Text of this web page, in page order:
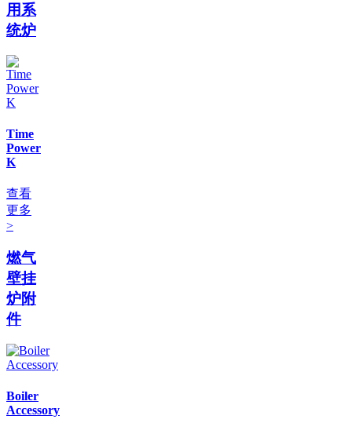
用系
统炉
Time
Power
K
查看
更多
>
燃气
壁挂
炉附
件
Boiler
Accessory